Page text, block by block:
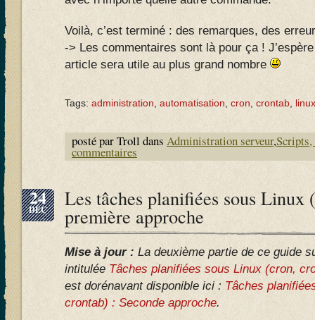
Voilà, c’est terminé : des remarques, des
-> Les commentaires sont là pour ça !
article sera utile au plus grand nombre
Tags: administration automatisation cron crontab linux
posté par Troll dans Administration serveur,Scripts,
commentaires
24
DÉC Les tâches planifiées sous Linux
première approche
Mise à jour : La deuxième partie de ce guide
intitulée Tâches planifiées sous Linux (cron,
est dorénavant disponible ici : Tâches
crontab) : Seconde approche.